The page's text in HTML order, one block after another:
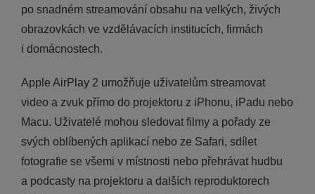
po snadném streamování obsahu na velkých, živých
obrazovkách ve vzdělávacích institucích, firmách
i domácnostech.
Apple AirPlay 2 umožňuje uživatelům streamovat
video a zvuk přímo do projektoru z iPhonu, iPadu nebo
Macu. Uživatelé mohou sledovat filmy a pořady ze
svých oblíbených aplikací nebo ze Safari, sdílet
fotografie se všemi v místnosti nebo přehrávat hudbu
a podcasty na projektoru a dalších reproduktorech